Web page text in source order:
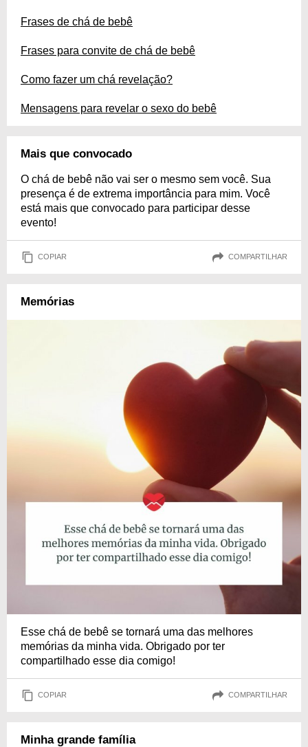
Frases de chá de bebê
Frases para convite de chá de bebê
Como fazer um chá revelação?
Mensagens para revelar o sexo do bebê
Mais que convocado
O chá de bebê não vai ser o mesmo sem você. Sua
presença é de extrema importância para mim. Você
está mais que convocado para participar desse
evento!
COPIAR COMPARTILHAR
Memórias
Esse chá de bebê se tornará uma das melhores
memórias da minha vida. Obrigado por ter
compartilhado esse dia comigo!
COPIAR COMPARTILHAR
Minha grande família